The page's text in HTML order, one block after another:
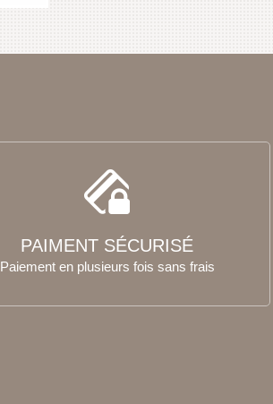
PAIMENT SÉCURISÉ
Paiement en plusieurs fois sans frais